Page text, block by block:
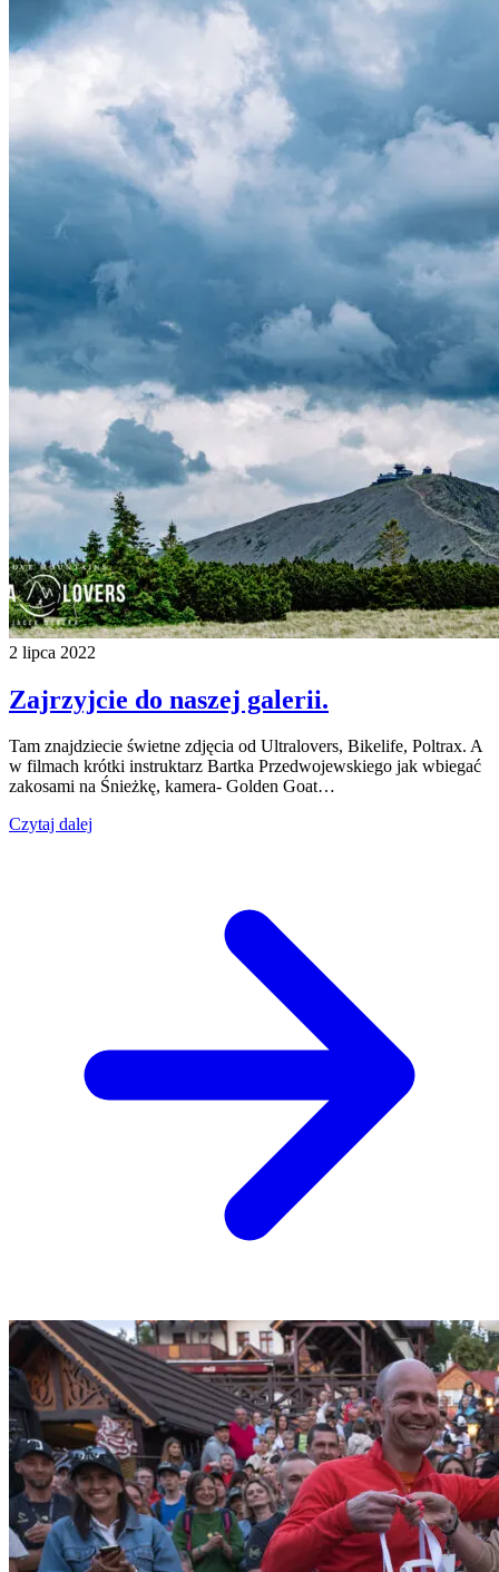
2 lipca 2022
Zajrzyjcie do naszej galerii.
Tam znajdziecie świetne zdjęcia od Ultralovers, Bikelife, Poltrax. A
w filmach krótki instruktarz Bartka Przedwojewskiego jak wbiegać
zakosami na Śnieżkę, kamera- Golden Goat…
Czytaj dalej